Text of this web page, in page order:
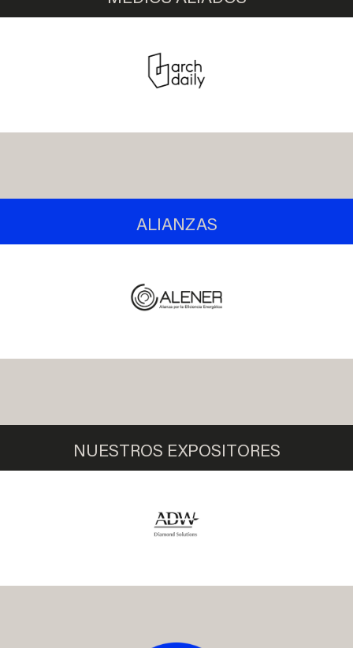
ALIANZAS
NUESTROS EXPOSITORES